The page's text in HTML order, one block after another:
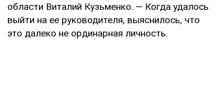
области Виталий Кузьменко. — Когда удалось
выйти на ее руководителя, выяснилось, что
это далеко не ординарная личность.